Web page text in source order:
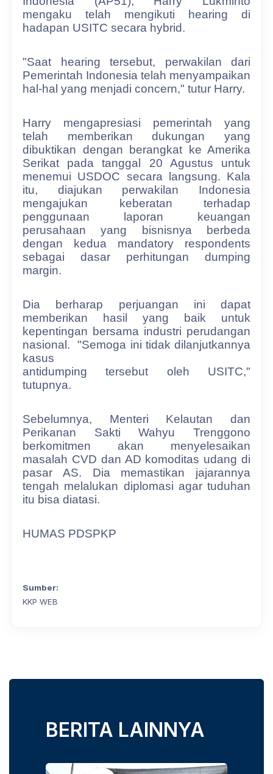
mengaku telah mengikuti hearing di
hadapan USITC secara hybrid.
"Saat hearing tersebut, perwakilan dari
Pemerintah Indonesia telah menyampaikan
hal-hal yang menjadi concern," tutur Harry.
Harry mengapresiasi pemerintah yang
telah memberikan dukungan yang
dibuktikan dengan berangkat ke Amerika
Serikat pada tanggal 20 Agustus untuk
menemui USDOC secara langsung. Kala
itu, diajukan perwakilan Indonesia
mengajukan keberatan terhadap
penggunaan laporan keuangan
perusahaan yang bisnisnya berbeda
dengan kedua mandatory respondents
sebagai dasar perhitungan dumping
margin.
Dia berharap perjuangan ini dapat
memberikan hasil yang baik untuk
kepentingan bersama industri perudangan
nasional.
"Semoga ini tidak dilanjutkannya
kasus
antidumping tersebut oleh USITC,"
tutupnya.
Sebelumnya, Menteri Kelautan dan
Perikanan Sakti Wahyu Trenggono
berkomitmen akan menyelesaikan
masalah CVD dan AD komoditas udang di
pasar AS. Dia memastikan jajarannya
tengah melalukan diplomasi agar tuduhan
itu bisa diatasi.
HUMAS PDSPKP
Sumber:
KKP WEB
BERITA LAINNYA